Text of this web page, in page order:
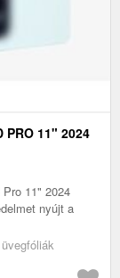
PRO 11" 2024
11" 2024
nyújt a